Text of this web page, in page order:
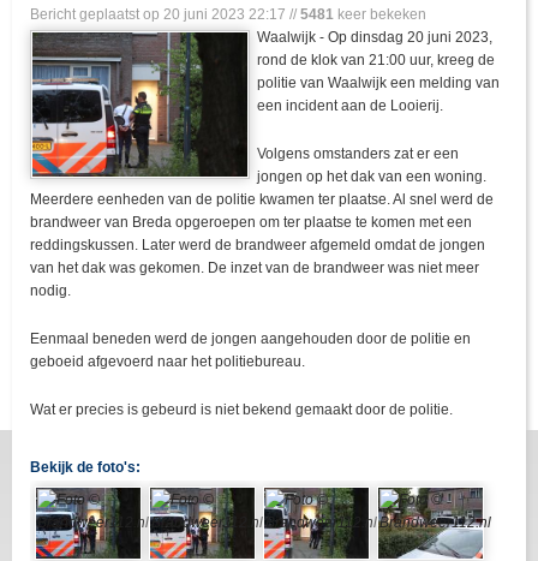
Bericht geplaatst op 20 juni 2023 22:17 // 5481 keer bekeken
Waalwijk - Op dinsdag 20 juni 2023,
rond de klok van 21:00 uur, kreeg de
politie van Waalwijk een melding van
een incident aan de Looierij.
Volgens omstanders zat er een
jongen op het dak van een woning.
Meerdere eenheden van de politie kwamen ter plaatse. Al snel werd de
brandweer van Breda opgeroepen om ter plaatse te komen met een
reddingskussen. Later werd de brandweer afgemeld omdat de jongen
van het dak was gekomen. De inzet van de brandweer was niet meer
nodig.
Eenmaal beneden werd de jongen aangehouden door de politie en
geboeid afgevoerd naar het politiebureau.
Wat er precies is gebeurd is niet bekend gemaakt door de politie.
Bekijk de foto's: